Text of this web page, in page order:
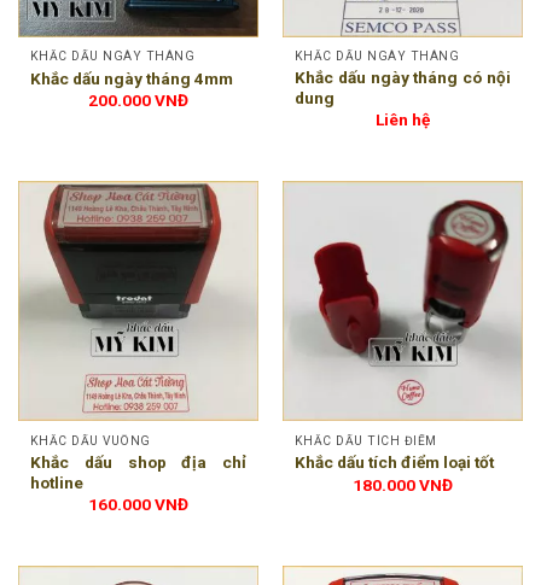
KHẮC DẤU NGÀY THÁNG
Khắc dấu ngày tháng 4mm
200.000VNĐ
KHẮC DẤU NGÀY THÁNG
Khắc dấu ngày tháng có nội
dung
Liên hệ
KHẮC DẤU VUÔNG
Khắc dấu shop địa chỉ
hotline
160.000VNĐ
KHẮC DẤU TÍCH ĐIỂM
Khắc dấu tích điểm loại tốt
180.000VNĐ